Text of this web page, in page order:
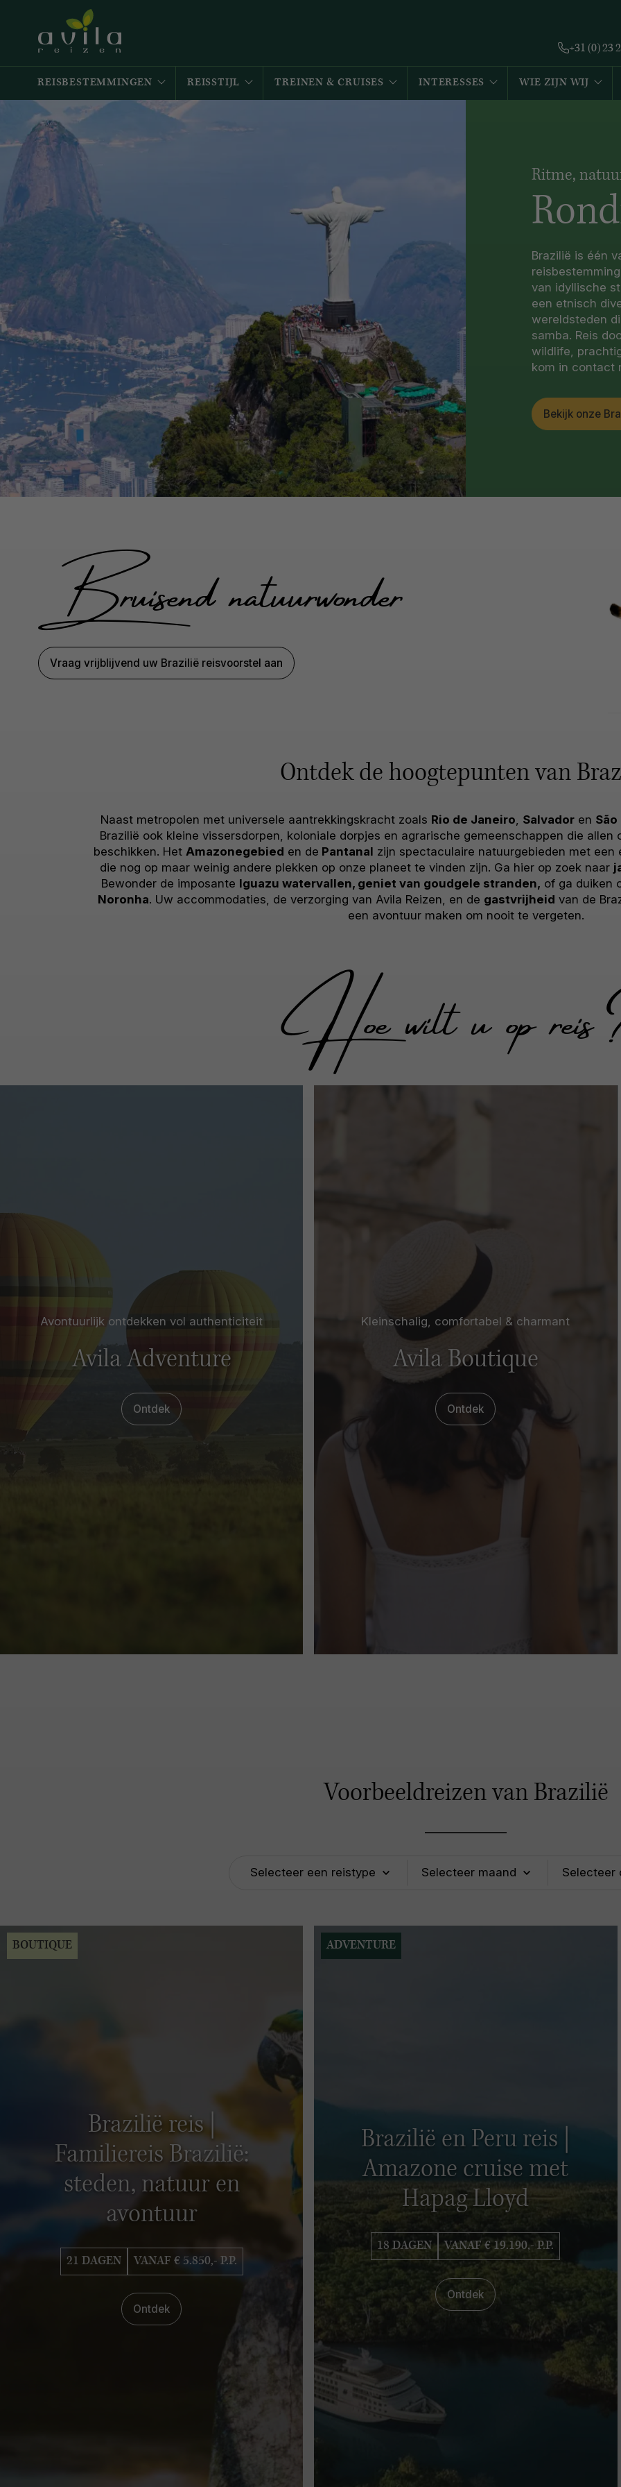
+31 (0) 23
REISBESTEMMINGEN REISSTIJL TREINEN & CRUISES INTERESSES WIE ZIJN WIJ
Ritme,
Brazilië is één
van idyllische
een etnisch
wereldsteden
samba. Reis
wildlife,
kom in contact
Bekijk onze
Bruisend natuurwonder
Vraag vrijblijvend uw Brazilië reisvoorstel aan
Ontdek de hoogtepunten van
Naast metropolen met universele aantrekkingskracht zoals Rio de Janeiro, Salvadoren São
Brazilië ook kleine vissersdorpen, koloniale dorpjes en agrarische gemeenschappen die
beschikken. Het Amazonegebied en de Pantanal zijn spectaculaire natuurgebieden met
die nog op maar weinig andere plekken op onze planeet te vinden zijn. Ga hier op zoek naar
Bewonder de imposante Iguazu watervallen, geniet van goudgele stranden, of ga duiken
Noronha. Uw accommodaties, de verzorging van Avila Reizen, en de gastvrijheid van de
een avontuur maken om nooit te vergeten.
Hoe wilt u op
Avontuurlijk ontdekken vol authenticiteit
Avila Adventure
Ontdek
Kleinschalig, comfortabel & charmant
Avila Boutique
Ontdek
Voorbeeldreizen van Brazilië
Brazilië reis |
Familiereis Brazilië:
steden, natuur en
avontuur
21 DAGEN VANAF € 5.850,- P.P.
Ontdek
BOUTIQUE
Brazilië en Peru reis |
Amazone cruise met
Hapag Lloyd
18 DAGEN VANAF € 19.190,- P.P.
Ontdek
ADVENTURE